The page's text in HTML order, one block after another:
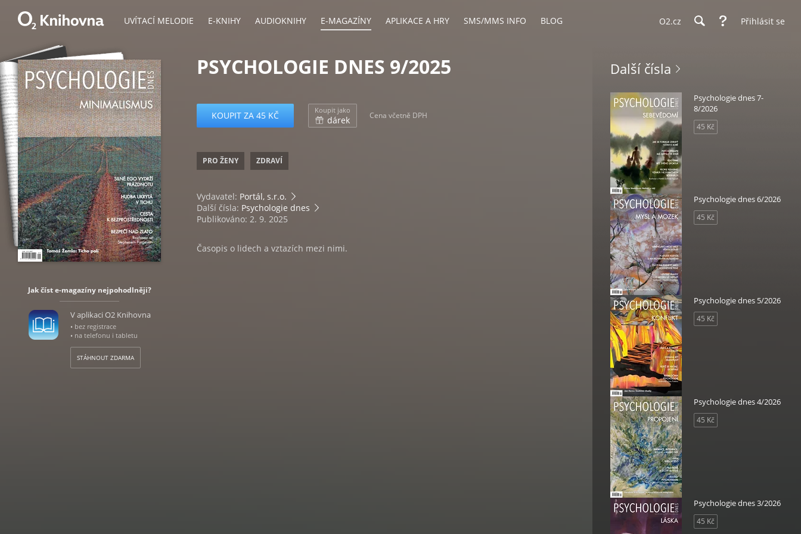
UVÍTACÍ MELODIE E-KNIHY AUDIOKNIHY E-MAGAZÍNY APLIKACE A HRY SMS/MMS INFO BLOG O2.cz Přihlásit se
Jak číst e-magazíny nejpohodlněji?
V aplikaci O2 Knihovna
• bez registrace
• na telefonu i tabletu
STÁHNOUT ZDARMA
PSYCHOLOGIE DNES 9/2025
KOUPIT ZA 45 KČ Koupit jako
dárek Cena včetně DPH
PRO ŽENY ZDRAVÍ
Vydavatel: Portál, s.r.o.
Další čísla: Psychologie dnes
Publikováno: 2. 9. 2025
Časopis o lidech a vztazích mezi nimi.
Další čísla
Psychologie dnes 7-
8/2026
45 Kč
Psychologie dnes 6/2026
45 Kč
Psychologie dnes 5/2026
45 Kč
Psychologie dnes 4/2026
45 Kč
Psychologie dnes 3/2026
45 Kč